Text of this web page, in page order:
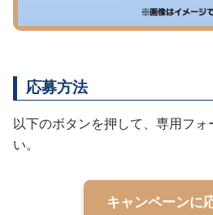
応募方法
以下のボタンを押して、専用フォ
い。
キャンペーンに